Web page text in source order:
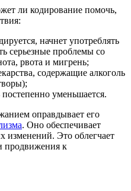
ли кодирование помочь,
начнет употреблять
серьезные проблемы со
рвота и мигрень;
содержащие алкоголь
уменьшается.
оправдывает его
. Оно обеспечивает
изменений. Это облегчает
продвижения к